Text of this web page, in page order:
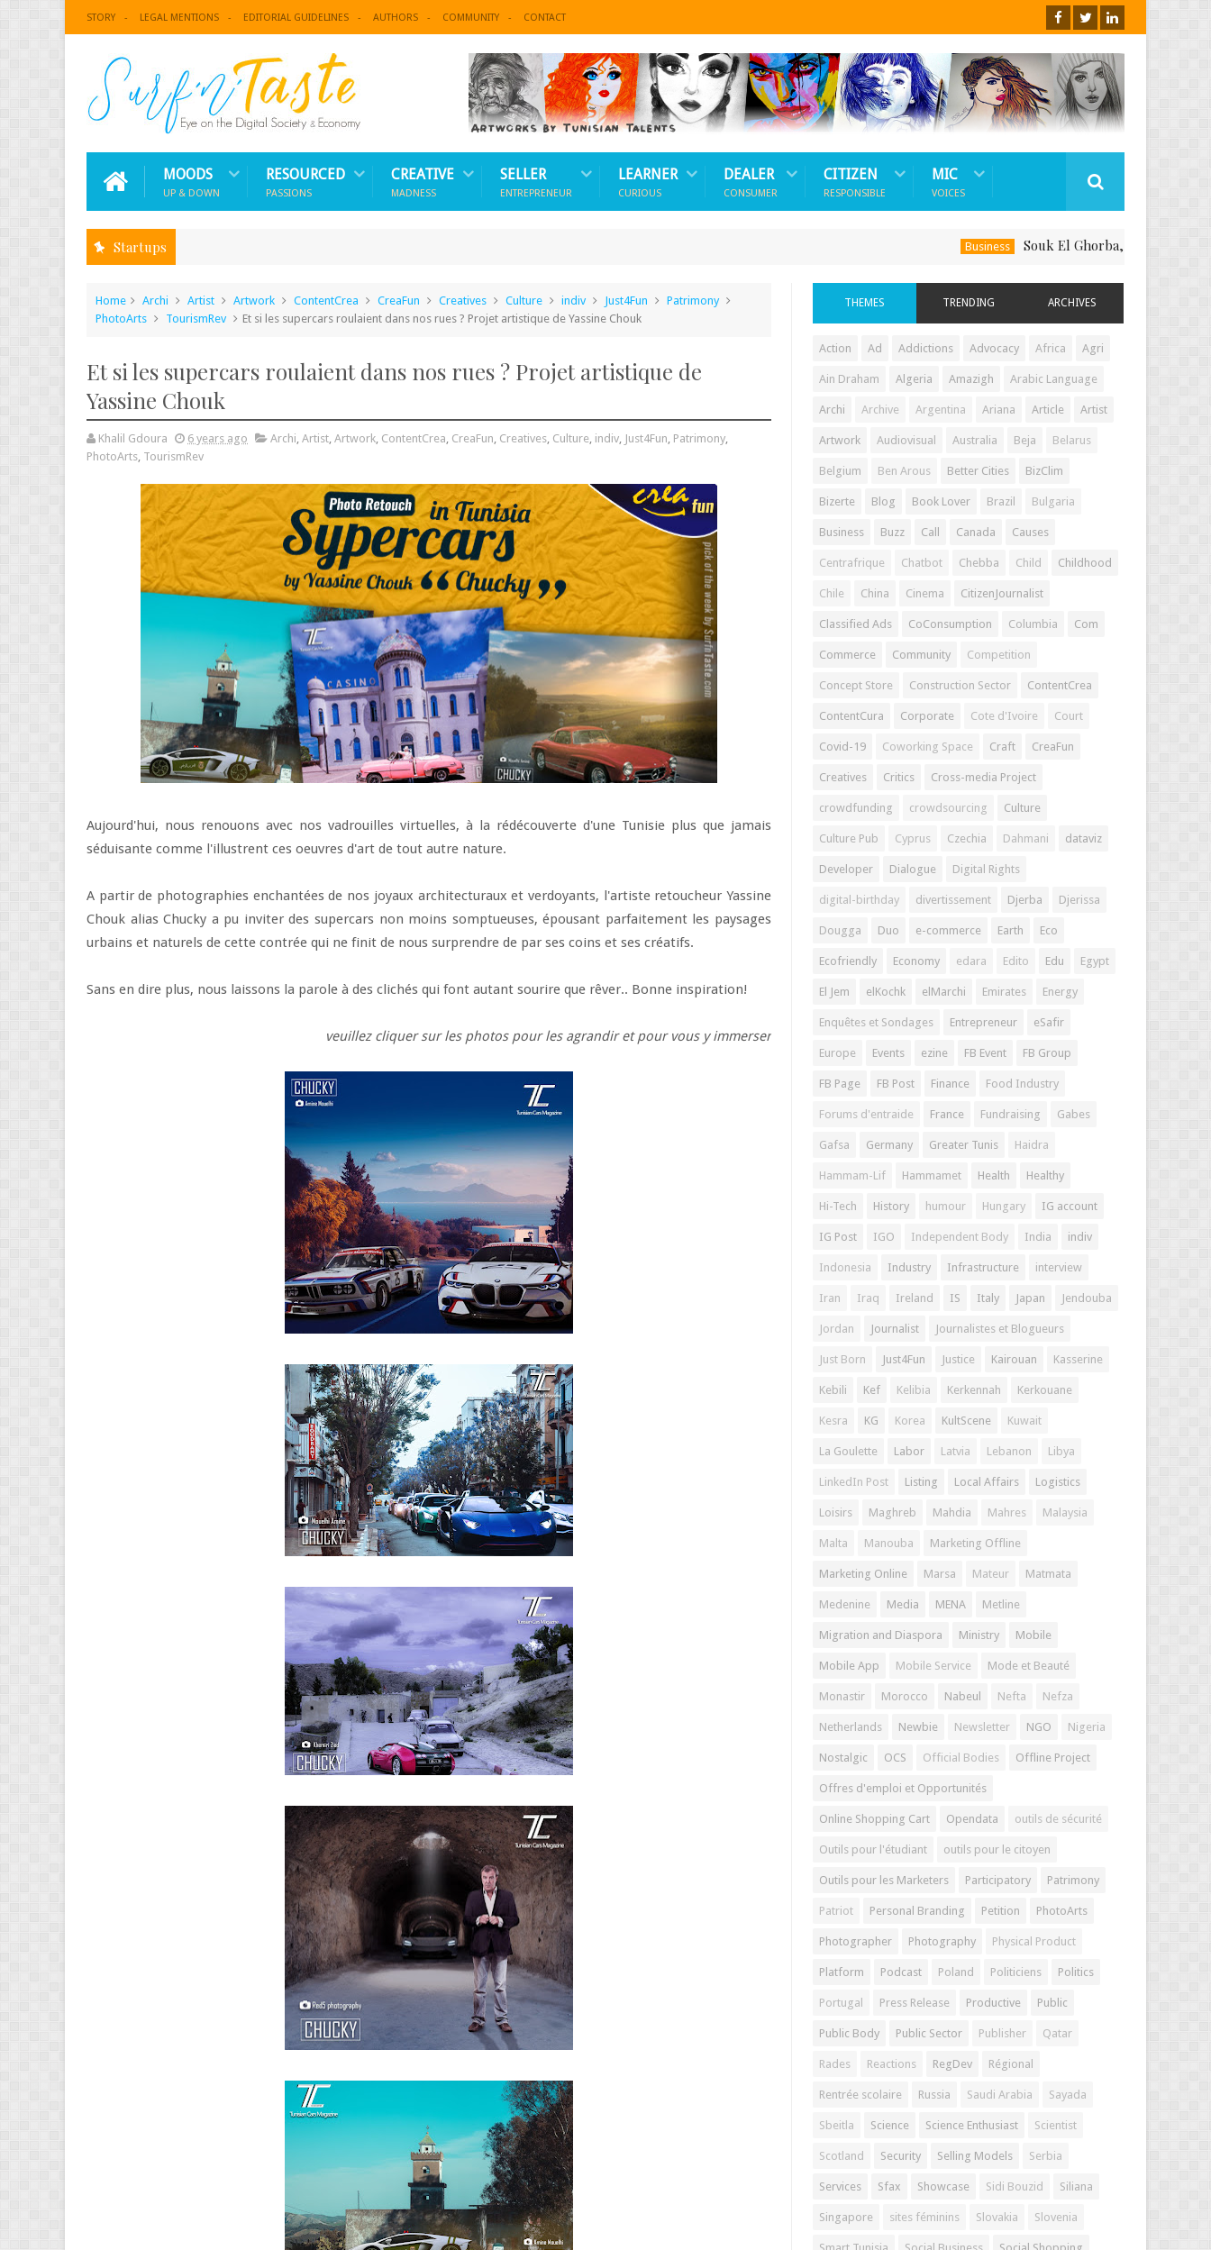
STORY LEGAL MENTIONS EDITORIAL GUIDELINES AUTHORS COMMUNITY CONTACT
MOODS
UP & DOWN
RESOURCED
PASSIONS
CREATIVE
MADNESS
SELLER
ENTREPRENEUR
LEARNER
CURIOUS
DEALER
CONSUMER
CITIZEN
RESPONSIBLE
MIC
VOICES
Startups Souk El Ghorba, Ou Comment Soutenir
Home Archi Artist Artwork ContentCrea CreaFun Creatives Culture indiv Just4Fun
Patrimony
PhotoArts
TourismRev Et si les supercars roulaient dans nos rues ? Projet artistique de Yassine Chouk
Et si les supercars roulaient dans nos rues ? Projet artistique de
Yassine Chouk
Khalil Gdoura 6 years ago Archi, Artist, Artwork, ContentCrea, CreaFun, Creatives, Culture, indiv, Just4Fun, Patrimony,
PhotoArts, TourismRev
Aujourd'hui, nous renouons avec nos vadrouilles virtuelles, à la rédécouverte d'une Tunisie plus que jamais
séduisante comme l'illustrent ces oeuvres d'art de tout autre nature.
A partir de photographies enchantées de nos joyaux architecturaux et verdoyants, l'artiste retoucheur Yassine
Chouk alias Chucky a pu inviter des supercars non moins somptueuses, épousant parfaitement les paysages
urbains et naturels de cette contrée qui ne finit de nous surprendre de par ses coins et ses créatifs.
Sans en dire plus, nous laissons la parole à des clichés qui font autant sourire que rêver.. Bonne inspiration!
veuillez cliquer sur les photos pour les agrandir et pour vous y immerser
THEMES TRENDING ARCHIVES
Action Ad Addictions Advocacy Africa Agri
Ain Draham Algeria Amazigh Arabic Language
Archi Archive Argentina Ariana Article Artist
Artwork Audiovisual Australia Beja Belarus
Belgium Ben Arous Better Cities BizClim
Bizerte Blog Book Lover Brazil Bulgaria
Business Buzz Call Canada Causes
Centrafrique Chatbot Chebba Child Childhood
Chile China Cinema CitizenJournalist
Classified Ads CoConsumption Columbia Com
Commerce Community Competition
Concept Store Construction Sector ContentCrea
ContentCura Corporate Cote d'Ivoire Court
Covid-19 Coworking Space Craft CreaFun
Creatives Critics Cross-media Project
crowdfunding crowdsourcing Culture
Culture Pub Cyprus Czechia Dahmani dataviz
Developer Dialogue Digital Rights
digital-birthday divertissement Djerba Djerissa
Dougga Duo e-commerce Earth Eco
Ecofriendly Economy edara Edito Edu Egypt
El Jem elKochk elMarchi Emirates Energy
Enquêtes et Sondages Entrepreneur eSafir
Europe Events ezine FB Event FB Group
FB Page FB Post Finance Food Industry
Forums d'entraide France Fundraising Gabes
Gafsa Germany Greater Tunis Haidra
Hammam-Lif Hammamet Health Healthy
Hi-Tech History humour Hungary IG account
IG Post IGO Independent Body India indiv
Indonesia Industry Infrastructure interview
Iran Iraq Ireland IS Italy Japan Jendouba
Jordan Journalist Journalistes et Blogueurs
Just Born Just4Fun Justice Kairouan Kasserine
Kebili Kef Kelibia Kerkennah Kerkouane
Kesra KG Korea KultScene Kuwait
La Goulette Labor Latvia Lebanon Libya
LinkedIn Post Listing Local Affairs Logistics
Loisirs Maghreb Mahdia Mahres Malaysia
Malta Manouba Marketing Offline
Marketing Online Marsa Mateur Matmata
Medenine Media MENA Metline
Migration and Diaspora Ministry Mobile
Mobile App Mobile Service Mode et Beauté
Monastir Morocco Nabeul Nefta Nefza
Netherlands Newbie Newsletter NGO Nigeria
Nostalgic OCS Official Bodies Offline Project
Offres d'emploi et Opportunités
Online Shopping Cart Opendata outils de sécurité
Outils pour l'étudiant outils pour le citoyen
Outils pour les Marketers Participatory Patrimony
Patriot Personal Branding Petition PhotoArts
Photographer Photography Physical Product
Platform Podcast Poland Politiciens Politics
Portugal Press Release Productive Public
Public Body Public Sector Publisher Qatar
Rades Reactions RegDev Régional
Rentrée scolaire Russia Saudi Arabia Sayada
Sbeitla Science Science Enthusiast Scientist
Scotland Security Selling Models Serbia
Services Sfax Showcase Sidi Bouzid Siliana
Singapore sites féminins Slovakia Slovenia